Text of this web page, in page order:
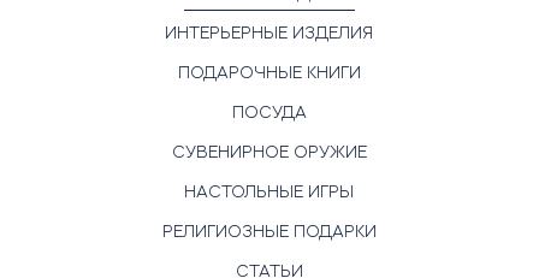
ИНТЕРЬЕРНЫЕ ИЗДЕЛИЯ
ПОДАРОЧНЫЕ КНИГИ
ПОСУДА
СУВЕНИРНОЕ ОРУЖИЕ
НАСТОЛЬНЫЕ ИГРЫ
РЕЛИГИОЗНЫЕ ПОДАРКИ
СТАТЬИ